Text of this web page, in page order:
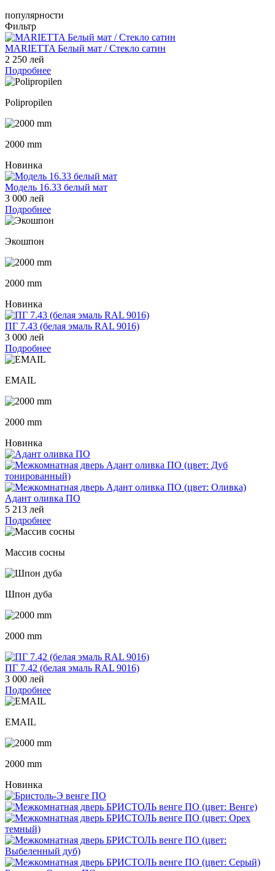
популярности
Фильтр
MARIETTA Белый мат / Стекло сатин
2 250 лей
Подробнее
Polipropilen
2000 mm
Новинка
Модель 16.33 белый мат
3 000 лей
Подробнее
Экошпон
2000 mm
Новинка
ПГ 7.43 (белая эмаль RAL 9016)
3 000 лей
Подробнее
EMAIL
2000 mm
Новинка
Адант оливка ПО
5 213 лей
Подробнее
Массив сосны
Шпон дуба
2000 mm
ПГ 7.42 (белая эмаль RAL 9016)
3 000 лей
Подробнее
EMAIL
2000 mm
Новинка